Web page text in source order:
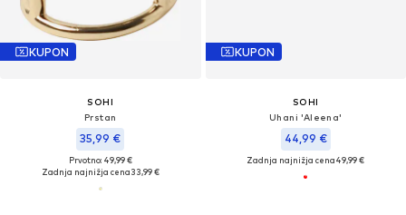
KUPON
SOHI
Prstan
35,99 €
Prvotno: 49,99 €
Zadnja najnižja cena33,99 €
KUPON
SOHI
Uhani 'Aleena'
44,99 €
Zadnja najnižja cena49,99 €